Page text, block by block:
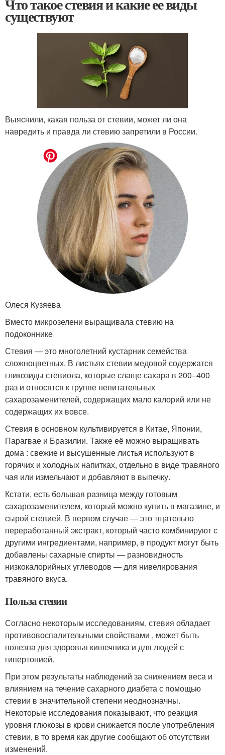
Что такое стевия и какие ее виды
существуют
Выяснили, какая польза от стевии, может ли она
навредить и правда ли стевию запретили в России.
Олеся Кузяева
Вместо микрозелени выращивала стевию на
подоконнике
Стевия — это многолетний кустарник семейства
сложноцветных. В листьях стевии медовой содержатся
гликозиды стевиола, которые слаще сахара в 200–400
раз и относятся к группе непитательных
сахарозаменителей, содержащих мало калорий или не
содержащих их вовсе.
Стевия в основном культивируется в Китае, Японии,
Парагвае и Бразилии. Также её можно выращивать
дома : свежие и высушенные листья используют в
горячих и холодных напитках, отдельно в виде травяного
чая или измельчают и добавляют в выпечку.
Кстати, есть большая разница между готовым
сахарозаменителем, который можно купить в магазине, и
сырой стевией. В первом случае — это тщательно
переработанный экстракт, который часто комбинируют с
другими ингредиентами, например, в продукт могут быть
добавлены сахарные спирты — разновидность
низкокалорийных углеводов — для нивелирования
травяного вкуса.
Польза стевии
Согласно некоторым исследованиям, стевия обладает
противовоспалительными свойствами , может быть
полезна для здоровья кишечника и для людей с
гипертонией.
При этом результаты наблюдений за снижением веса и
влиянием на течение сахарного диабета с помощью
стевии в значительной степени неоднозначны.
Некоторые исследования показывают, что реакция
уровня глюкозы в крови снижается после употребления
стевии, в то время как другие сообщают об отсутствии
изменений.